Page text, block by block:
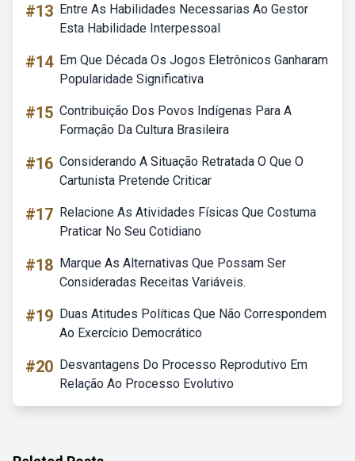
#13 Entre As Habilidades Necessarias Ao Gestor
Esta Habilidade Interpessoal
#14 Em Que Década Os Jogos Eletrônicos Ganharam
Popularidade Significativa
#15 Contribuição Dos Povos Indígenas Para A
Formação Da Cultura Brasileira
#16 Considerando A Situação Retratada O Que O
Cartunista Pretende Criticar
#17 Relacione As Atividades Físicas Que Costuma
Praticar No Seu Cotidiano
#18 Marque As Alternativas Que Possam Ser
Consideradas Receitas Variáveis.
#19 Duas Atitudes Políticas Que Não Correspondem
Ao Exercício Democrático
#20 Desvantagens Do Processo Reprodutivo Em
Relação Ao Processo Evolutivo